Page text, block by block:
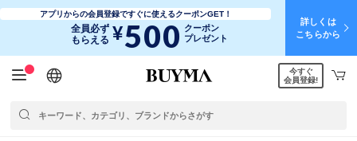
アプリからの会員登録ですぐに使えるクーポンGET！
全員必ず
もらえる ¥500 クーポン
プレゼント
詳しくは
こちらから
日本語
English
简体中文
繁體中文
今すぐ
会員登録!